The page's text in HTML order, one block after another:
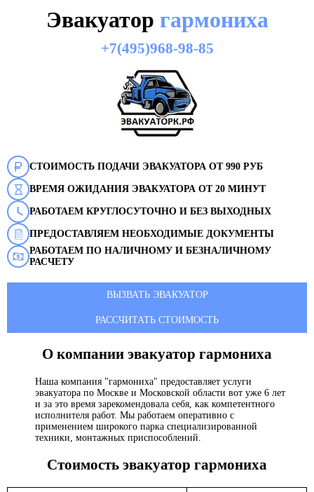
Эвакуатор гармониха
+7(495)968-98-85
СТОИМОСТЬ ПОДАЧИ ЭВАКУАТОРА ОТ 990 РУБ
ВРЕМЯ ОЖИДАНИЯ ЭВАКУАТОРА ОТ 20 МИНУТ
РАБОТАЕМ КРУГЛОСУТОЧНО И БЕЗ ВЫХОДНЫХ
ПРЕДОСТАВЛЯЕМ НЕОБХОДИМЫЕ ДОКУМЕНТЫ
РАБОТАЕМ ПО НАЛИЧНОМУ И БЕЗНАЛИЧНОМУ
РАСЧЕТУ
ВЫЗВАТЬ ЭВАКУАТОР
РАССЧИТАТЬ СТОИМОСТЬ
О компании эвакуатор гармониха
Наша компания "гармониха" предоставляет услуги
эвакуатора по Москве и Московской области вот уже 6 лет
и за это время зарекомендовала себя, как компетентного
исполнителя работ. Мы работаем оперативно с
применением широкого парка специализированной
техники, монтажных приспособлений.
Стоимость эвакуатор гармониха